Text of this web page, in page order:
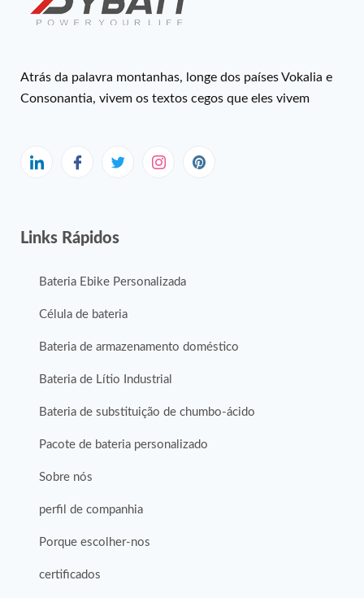
Atrás da palavra montanhas, longe dos países Vokalia e
Consonantia, vivem os textos cegos que eles vivem
Links Rápidos
Bateria Ebike Personalizada
Célula de bateria
Bateria de armazenamento doméstico
Bateria de Lítio Industrial
Bateria de substituição de chumbo-ácido
Pacote de bateria personalizado
Sobre nós
perfil de companhia
Porque escolher-nos
certificados